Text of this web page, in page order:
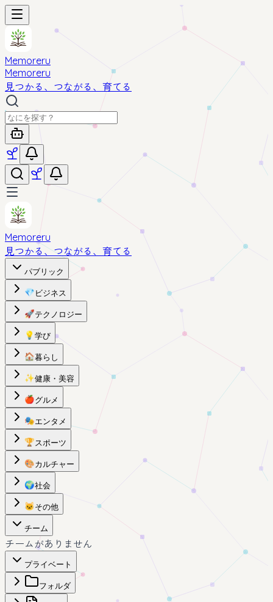
Memoreru
Memoreru
見つかる、つながる、育てる
Memoreru
見つかる、つながる、育てる
パブリック
💎 ビジネス
🚀テクノロジー
💡 学び
🏠暮らし
✨健康・美容
🍎グルメ
🎭エンタメ
🏆スポーツ
🎨カルチャー
🌍社会
🐱 その他
チーム
チームがありません
プライベート
フォルダ